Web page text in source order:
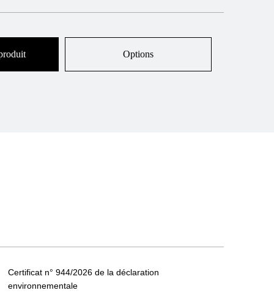
Options
Certificat n° 944/2026 de la déclaration
environnementale